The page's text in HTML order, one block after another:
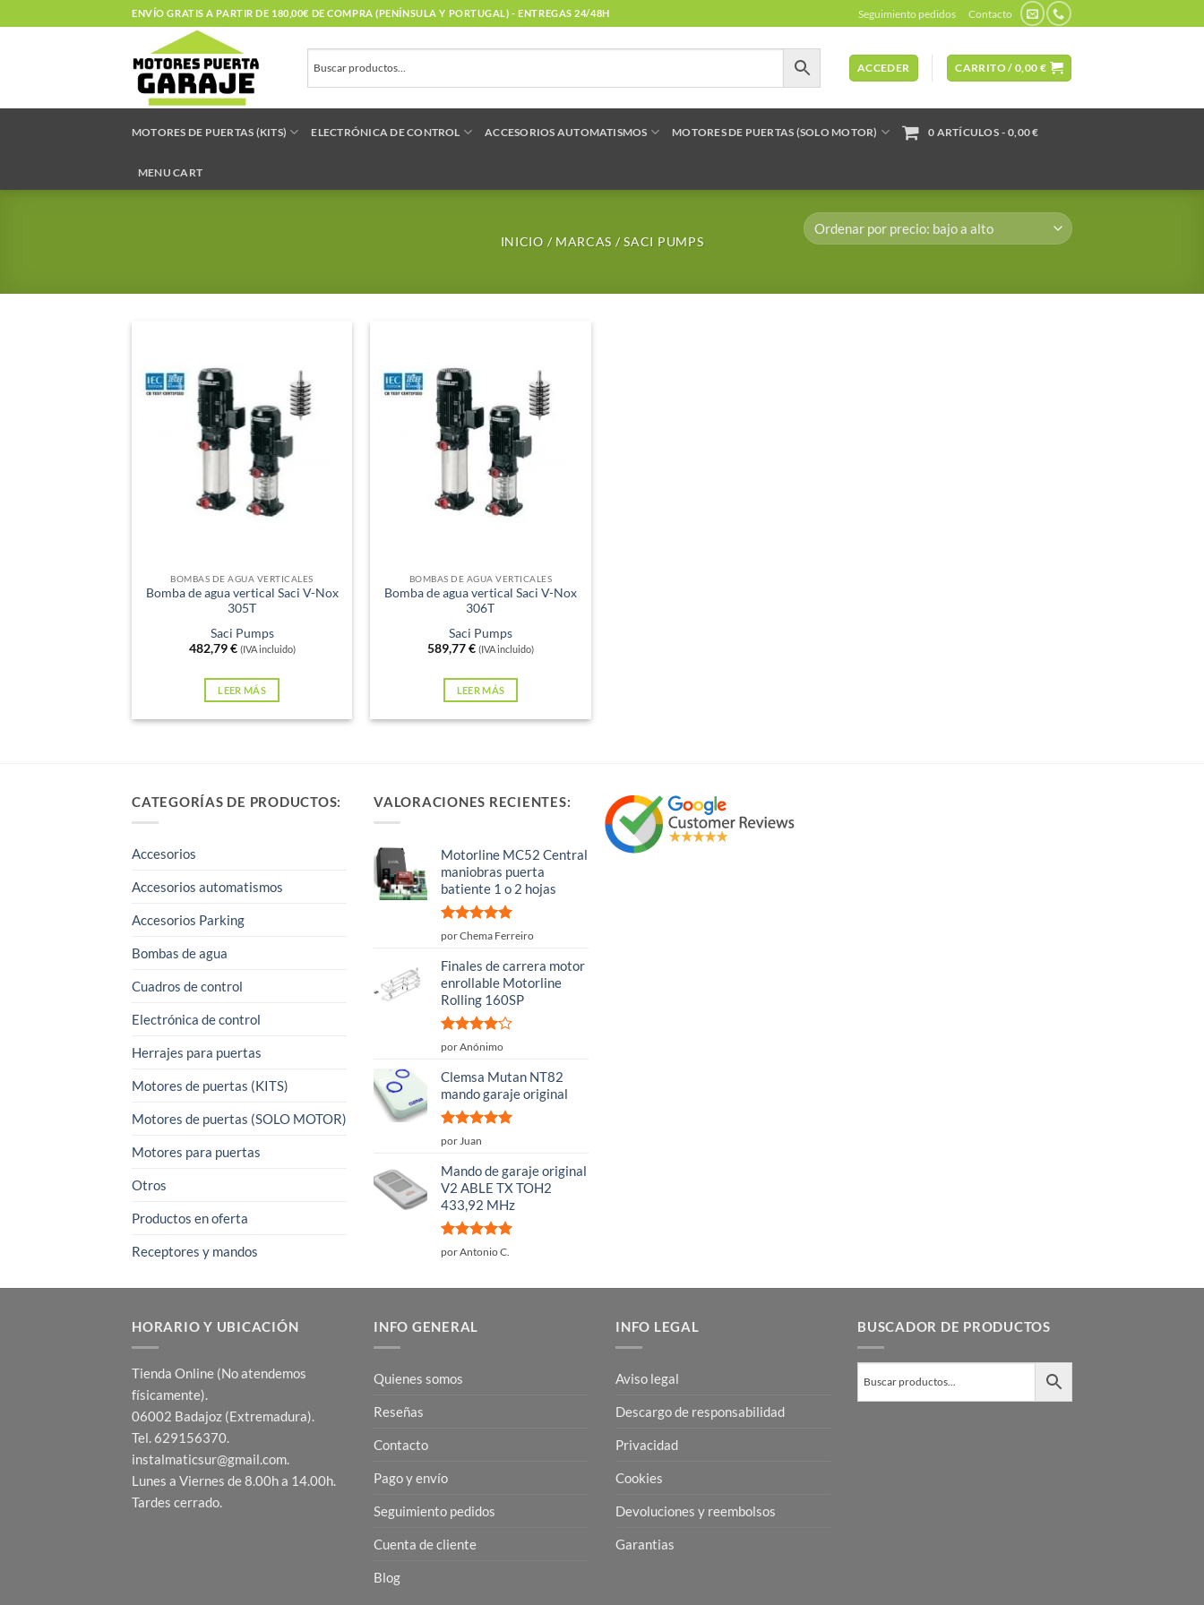
al
ENVÍO GRATIS A PARTIR DE 180,00€ DE COMPRA (PENÍNSULA Y PORTUGAL) - ENTREGAS 24/48H Seguimiento pedidos Contacto
ACCEDER CARRITO / 0,00 €
MOTORES DE PUERTAS (KITS) ELECTRÓNICA DE CONTROL ACCESORIOS AUTOMATISMOS MOTORES DE PUERTAS (SOLO MOTOR) 0 ARTÍCULOS 0,00 €
MENU CART
INICIO /MARCAS /SACI PUMPS
BOMBAS DE AGUA VERTICALES
Bomba de agua vertical Saci V-Nox
305T
Saci Pumps
482,79€ (IVA incluido)
LEER MÁS
BOMBAS DE AGUA VERTICALES
Bomba de agua vertical Saci V-Nox
306T
Saci Pumps
589,77€ (IVA incluido)
LEER MÁS
CATEGORÍAS DE PRODUCTOS:
Accesorios
Accesorios automatismos
Accesorios Parking
Bombas de agua
Cuadros de control
Electrónica de control
Herrajes para puertas
Motores de puertas (KITS)
Motores de puertas (SOLO MOTOR)
Motores para puertas
Otros
Productos en oferta
Receptores y mandos
VALORACIONES RECIENTES:
Motorline MC52 Central
maniobras puerta
batiente 1 o 2 hojas
Valorado
por Chema Ferreiro
Finales de carrera motor
enrollable Motorline
Rolling 160SP
Valorado
5
por Anónimo
Clemsa Mutan NT82
mando garaje original
Valorado
por Juan
Mando de garaje original
V2 ABLE TX TOH2
433,92 MHz
Valorado
por Antonio C.
HORARIO Y UBICACIÓN
Tienda Online (No atendemos
físicamente).
06002 Badajoz (Extremadura).
Tel. 629156370.
instalmaticsur@gmail.com.
Lunes a Viernes de 8.00h a 14.00h.
Tardes cerrado.
INFO GENERAL
Quienes somos
Reseñas
Contacto
Pago y envío
Seguimiento pedidos
Cuenta de cliente
Blog
INFO LEGAL
Aviso legal
Descargo de responsabilidad
Privacidad
Cookies
Devoluciones y reembolsos
Garantias
BUSCADOR DE PRODUCTOS